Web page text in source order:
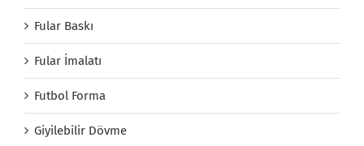
Fular Baskı
Fular İmalatı
Futbol Forma
Giyilebilir Dövme